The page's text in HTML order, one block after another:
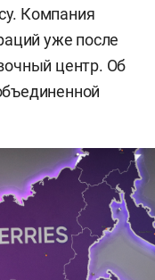
Компания
уже после
центр. Об